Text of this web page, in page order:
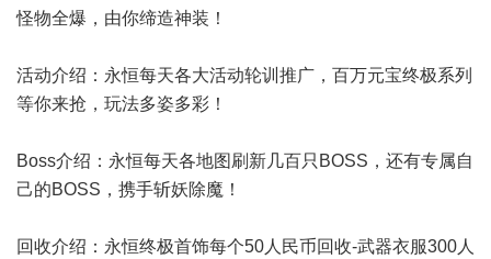
怪物全爆，由你缔造神装！
活动介绍：永恒每天各大活动轮训推广，百万元宝终极系列
等你来抢，玩法多姿多彩！
Boss介绍：永恒每天各地图刷新几百只BOSS，还有专属自
己的BOSS，携手斩妖除魔！
回收介绍：永恒终极首饰每个50人民币回收-武器衣服300人